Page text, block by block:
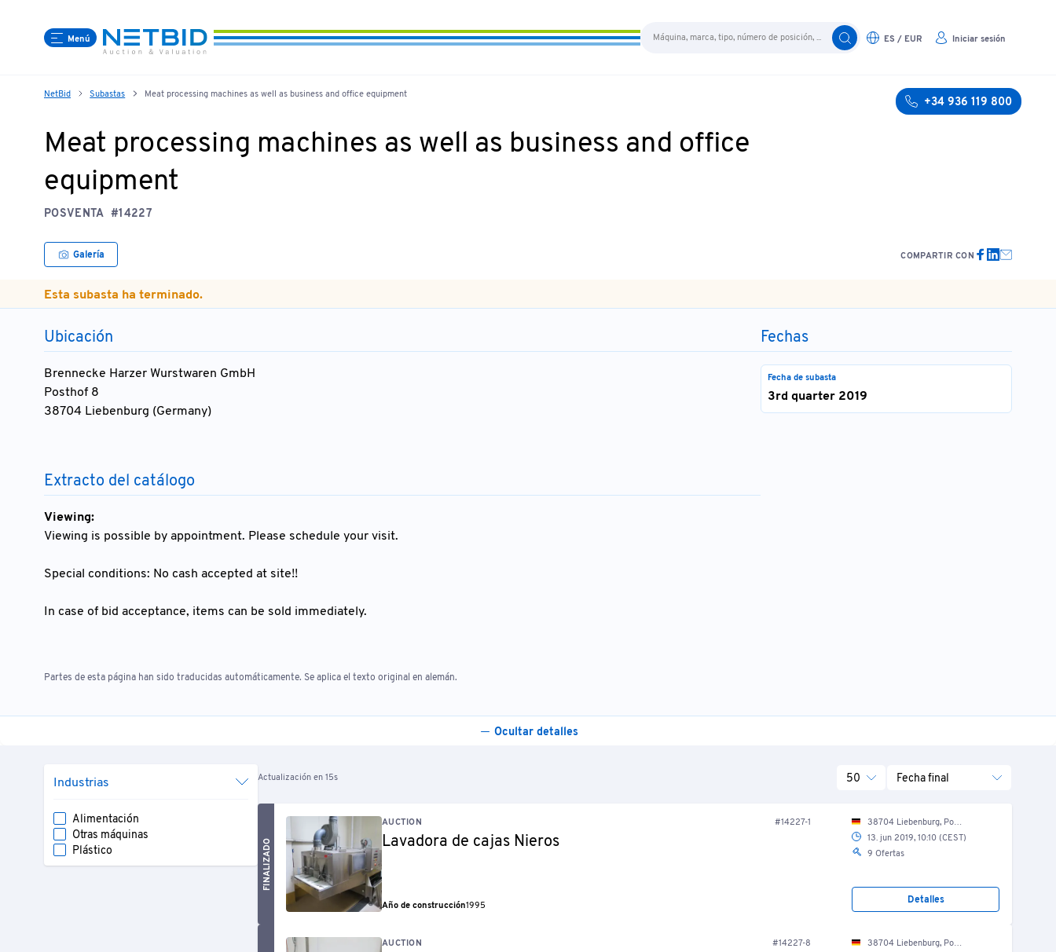
Menú ES / EUR Iniciar sesión
NetBid Subastas Meat processing machines as well as business and office equipment
+34 936 119 800
Meat processing machines as well as business and office
equipment
POSVENTA #14227
Galería COMPARTIR CON
Esta subasta ha terminado.
Fechas
Fecha de subasta
3rd quarter 2019
Ubicación
Brennecke Harzer Wurstwaren GmbH
Posthof 8
38704 Liebenburg (Germany)
Extracto del catálogo
Viewing:
Viewing is possible by appointment. Please schedule your visit.
Special conditions: No cash accepted at site!!
In case of bid acceptance, items can be sold immediately.
Partes de esta página han sido traducidas automáticamente. Se aplica el texto original en alemán.
Ocultar detalles
Industrias
Alimentación
Otras máquinas
Plástico
Actualización en 15s 50 Fecha final
FINALIZADO
AUCTION #14227-1
Lavadora de cajas Nieros
Año de construcción1995
38704 Liebenburg, Posthof 8/ Produktion
13. jun 2019, 10:10 (CEST)
9 Ofertas
Detalles
AUCTION #14227-8
38704 Liebenburg, Posthof 8/ Produktion/ Scherbeneis